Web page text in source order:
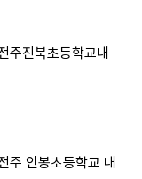
주진북초등학교내
주 인봉초등학교 내